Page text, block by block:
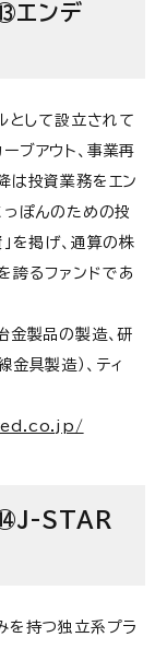
エンデ
として設立されて
ブアウト、事業再
は投資業務をエン
っぽんのための投
を掲げ、通算の株
るファンドであ
金製品の製造、研
金具製造）、ティ
⑭J-STAR
持つ独立系プラ